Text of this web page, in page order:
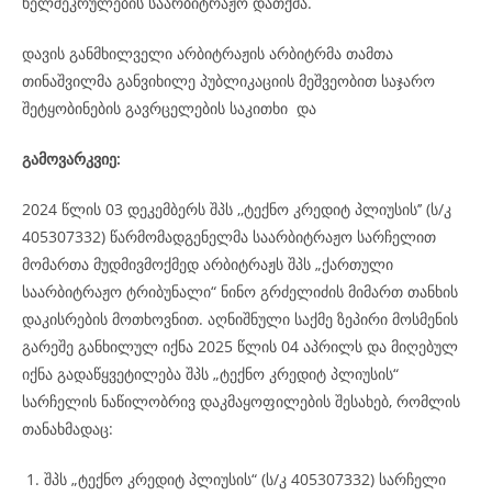
დავის განმხილველი არბიტრაჟის არბიტრმა თამთა
თინაშვილმა განვიხილე პუბლიკაციის მეშვეობით საჯარო
შეტყობინების გავრცელების საკითხი და
გამოვარკვიე:
2024 წლის 03 დეკემბერს შპს ,,ტექნო კრედიტ პლიუსის’’ (ს/კ
405307332) წარმომადგენელმა საარბიტრაჟო სარჩელით
მომართა მუდმივმოქმედ არბიტრაჟს შპს „ქართული
საარბიტრაჟო ტრიბუნალი“ ნინო გრძელიძის მიმართ თანხის
დაკისრების მოთხოვნით. აღნიშნული საქმე ზეპირი მოსმენის
გარეშე განხილულ იქნა 2025 წლის 04 აპრილს და მიღებულ
იქნა გადაწყვეტილება შპს „ტექნო კრედიტ პლიუსის“
სარჩელის ნაწილობრივ დაკმაყოფილების შესახებ, რომლის
თანახმადაც:
შპს „ტექნო კრედიტ პლიუსის“ (ს/კ 405307332) სარჩელი